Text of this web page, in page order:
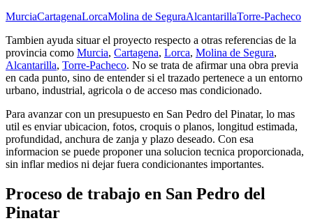
MurciaCartagenaLorcaMolina de SeguraAlcantarillaTorre-Pacheco
Tambien ayuda situar el proyecto respecto a otras referencias de la
provincia como Murcia, Cartagena, Lorca, Molina de Segura,
Alcantarilla, Torre-Pacheco. No se trata de afirmar una obra previa
en cada punto, sino de entender si el trazado pertenece a un entorno
urbano, industrial, agricola o de acceso mas condicionado.
Para avanzar con un presupuesto en San Pedro del Pinatar, lo mas
util es enviar ubicacion, fotos, croquis o planos, longitud estimada,
profundidad, anchura de zanja y plazo deseado. Con esa
informacion se puede proponer una solucion tecnica proporcionada,
sin inflar medios ni dejar fuera condicionantes importantes.
Proceso de trabajo en San Pedro del
Pinatar